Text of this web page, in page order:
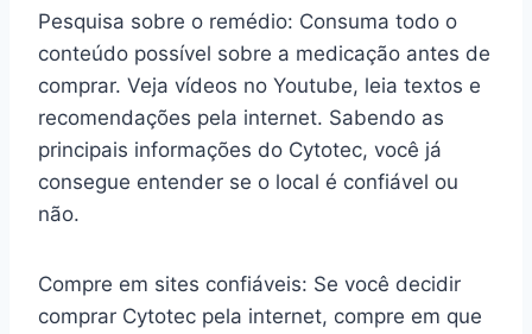
Pesquisa sobre o remédio: Consuma todo o
conteúdo possível sobre a medicação antes de
comprar. Veja vídeos no Youtube, leia textos e
recomendações pela internet. Sabendo as
principais informações do Cytotec, você já
consegue entender se o local é confiável ou
não.
Compre em sites confiáveis: Se você decidir
comprar Cytotec pela internet, compre em que